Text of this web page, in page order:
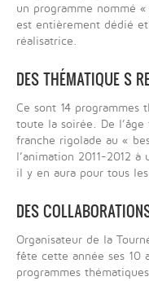
un programme nommé
est entièrement dédié
réalisatrice.
DES THÉMATIQUE S
Ce sont 14 programmes
toute la soirée. De
franche rigolade au «
l’animation 2011-2012
il y en aura pour tous
DES
Organisateur de la
fête cette année ses 10
programmes